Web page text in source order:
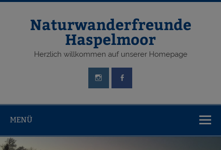
Zum
Naturwanderfreunde
Haspelmoor
Herzlich willkommen auf unserer Homepage
MENÜ